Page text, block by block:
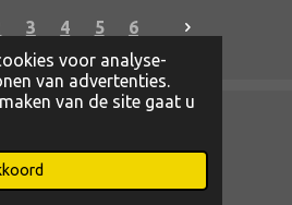
voor analyse-
van advertenties.
van de site gaat u
3 4 5 6